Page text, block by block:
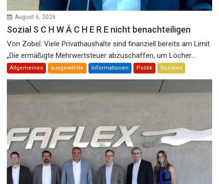
August 6, 2026
Sozial S C H W Ä C H E R E nicht benachteiligen
Von Zobel: Viele Privathaushalte sind finanziell bereits am Limit
„Die ermäßigte Mehrwertsteuer abzuschaffen, um Löcher...
Allgemeines ausgewählte Informationen Politik Soziales